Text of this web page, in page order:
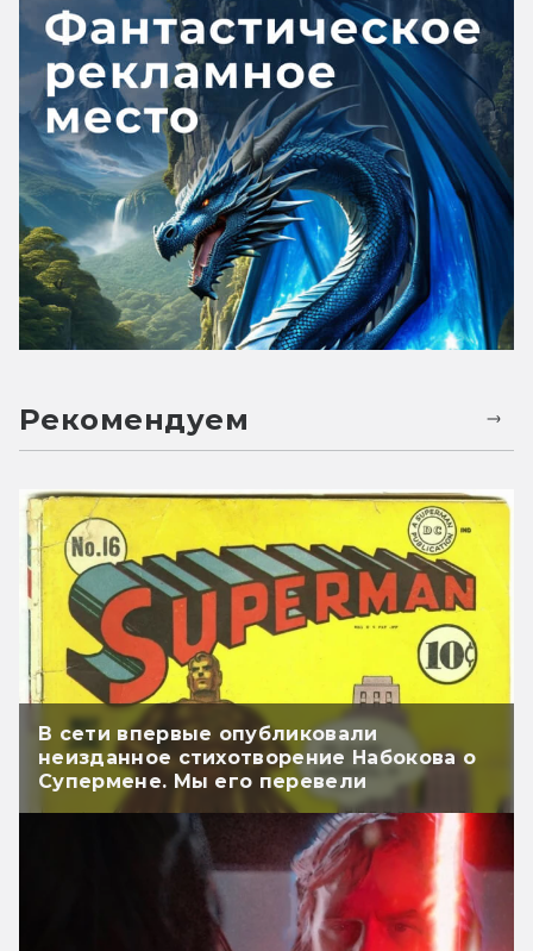
Рекомендуем
В сети впервые опубликовали
неизданное стихотворение Набокова о
Супермене. Мы его перевели